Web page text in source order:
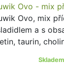
Ovo - mix
Ovo, mix
a s
taurin,